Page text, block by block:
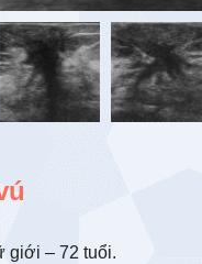
giới – 72 tuổi.